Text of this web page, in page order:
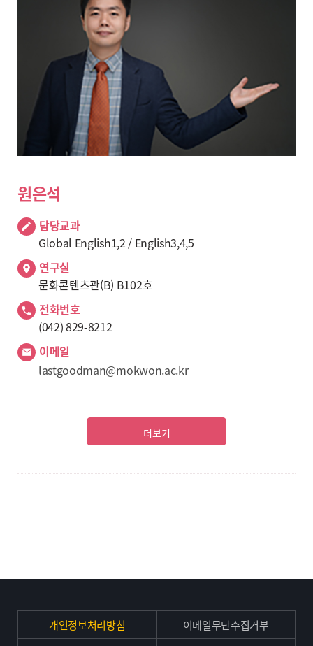
원은석
담당교과
Global English1,2 / English3,4,5
연구실
문화콘텐츠관(B) B102호
전화번호
(042) 829-8212
이메일
lastgoodman@mokwon.ac.kr
더보기
개인정보처리방침
이메일무단수집거부